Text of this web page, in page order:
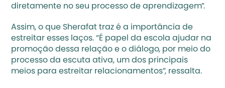
diretamente no seu processo de aprendizagem”.
Assim, o que Sherafat traz é a importância de
estreitar esses laços. “É papel da escola ajudar na
promoção dessa relação e o diálogo, por meio do
processo da escuta ativa, um dos principais
meios para estreitar relacionamentos”, ressalta.